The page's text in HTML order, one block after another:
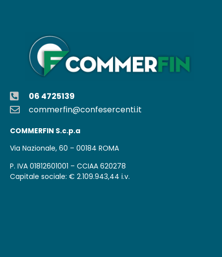
06 4725139
commerfin@confesercenti.it
COMMERFIN S.c.p.a
Via Nazionale, 60 – 00184 ROMA
P. IVA 01812601001 – CCIAA 620278
Capitale sociale: € 2.109.943,44 i.v.